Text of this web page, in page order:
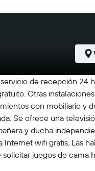
de recepción 24
Otras
con mobiliario
Se ofrece una
y ducha
wifi gratis. Las
juegos de cama